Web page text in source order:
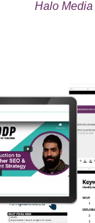
Halo Media